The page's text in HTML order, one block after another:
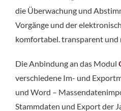
die Überwachung und
Vorgänge und der
komfortabel. transparent und
Die Anbindung an das Modul
verschiedene Im- und
und Word –
Stammdaten und Export der